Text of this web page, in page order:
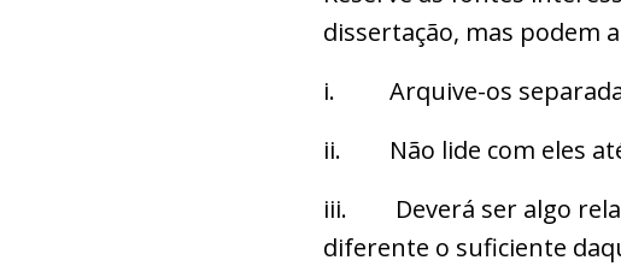
dissertação, mas podem
i. Arquive-os
ii. Não lide com eles
iii. Deverá ser algo
diferente o suficiente